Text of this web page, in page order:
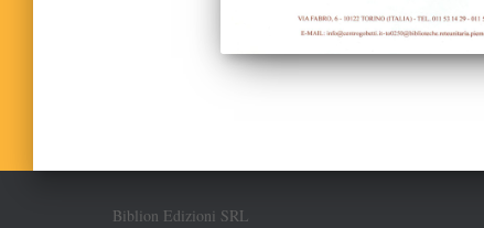
Biblion Edizioni SRL